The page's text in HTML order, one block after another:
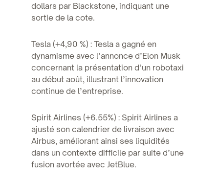
dollars par Blackstone, indiquant une
sortie de la cote.
Tesla (+4,90 %) : Tesla a gagné en
dynamisme avec l’annonce d’Elon Musk
concernant la présentation d’un robotaxi
au début août, illustrant l’innovation
continue de l’entreprise.
Spirit Airlines (+6.55%) : Spirit Airlines a
ajusté son calendrier de livraison avec
Airbus, améliorant ainsi ses liquidités
dans un contexte difficile par suite d’une
fusion avortée avec JetBlue.